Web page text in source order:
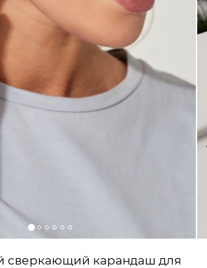
сверкающий карандаш для